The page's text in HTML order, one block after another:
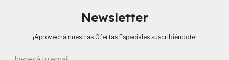
Newsletter
¡Aprovechá nuestras Ofertas Especiales suscribiéndote!